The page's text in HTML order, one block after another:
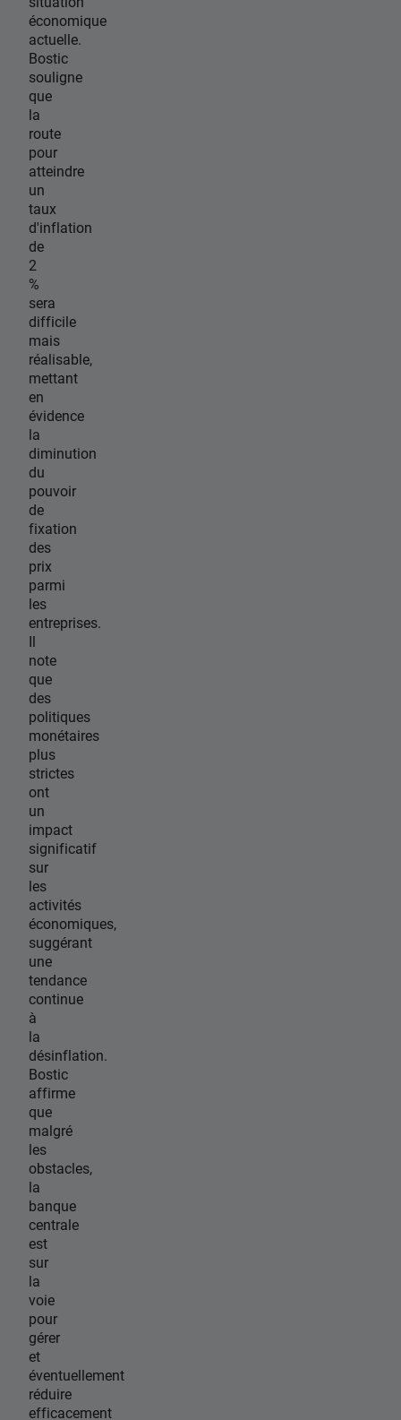
économique
actuelle.
Bostic
souligne
que
la
route
pour
atteindre
un
taux
d'inflation
de
2
%
sera
difficile
mais
réalisable,
mettant
en
évidence
la
diminution
du
pouvoir
de
fixation
des
prix
parmi
les
entreprises.
Il
note
que
des
politiques
monétaires
plus
strictes
ont
un
impact
significatif
sur
les
activités
économiques,
suggérant
une
tendance
continue
à
la
désinflation.
Bostic
affirme
que
malgré
les
obstacles,
la
banque
centrale
est
sur
la
voie
pour
gérer
et
éventuellement
réduire
efficacement